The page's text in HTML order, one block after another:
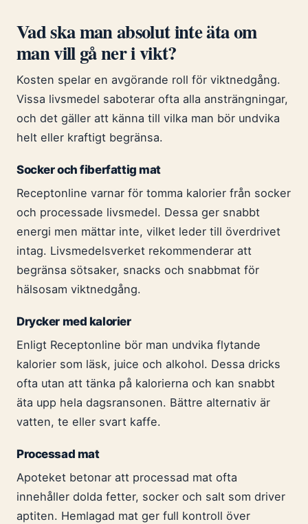
Vad ska man absolut inte äta om
man vill gå ner i vikt?
Kosten spelar en avgörande roll för viktnedgång.
Vissa livsmedel saboterar ofta alla ansträngningar,
och det gäller att känna till vilka man bör undvika
helt eller kraftigt begränsa.
Socker och fiberfattig mat
Receptonline varnar för tomma kalorier från socker
och processade livsmedel. Dessa ger snabbt
energi men mättar inte, vilket leder till överdrivet
intag. Livsmedelsverket rekommenderar att
begränsa sötsaker, snacks och snabbmat för
hälsosam viktnedgång.
Drycker med kalorier
Enligt Receptonline bör man undvika flytande
kalorier som läsk, juice och alkohol. Dessa dricks
ofta utan att tänka på kalorierna och kan snabbt
äta upp hela dagsransonen. Bättre alternativ är
vatten, te eller svart kaffe.
Processad mat
Apoteket betonar att processad mat ofta
innehåller dolda fetter, socker och salt som driver
aptiten. Hemlagad mat ger full kontroll över